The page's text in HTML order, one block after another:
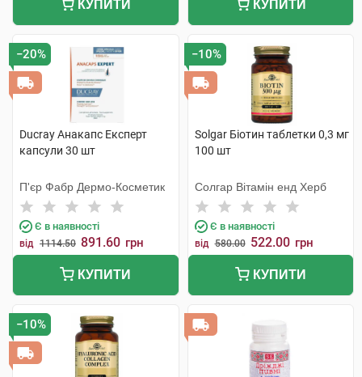
КУПИТИ КУПИТИ
−20%
Ducray Анакапс Експерт
капсули 30 шт
П'єр Фабр Дермо-Косметик
Є в наявності
від 1114.50 891.60 грн
КУПИТИ
−10%
Solgar Біотин таблетки 0,3 мг
100 шт
Солгар Вітамін енд Херб
Є в наявності
від 580.00 522.00 грн
КУПИТИ
−10%